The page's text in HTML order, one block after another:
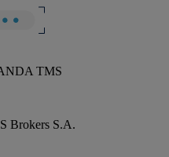
TMS
Brokers S.A.